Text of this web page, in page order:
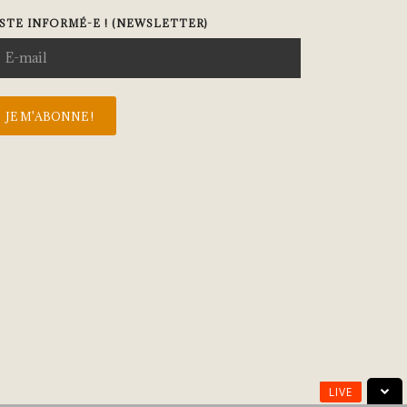
INFORMÉ-E ! (NEWSLETTER)
LIVE